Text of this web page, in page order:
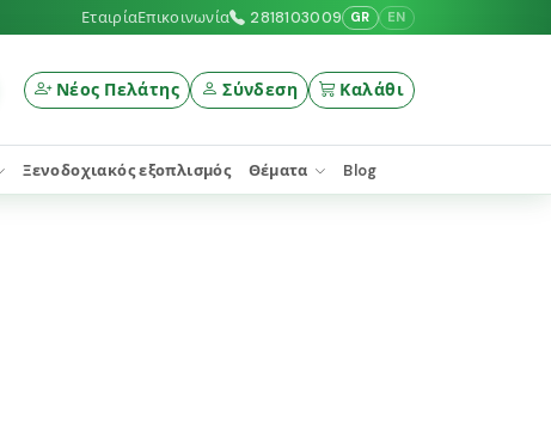
ΕταιρίαΕπικοινωνία 2818103009 GR EN
Νέος Πελάτης Σύνδεση Καλάθι
Ξενοδοχιακός εξοπλισμός Θέματα Blog